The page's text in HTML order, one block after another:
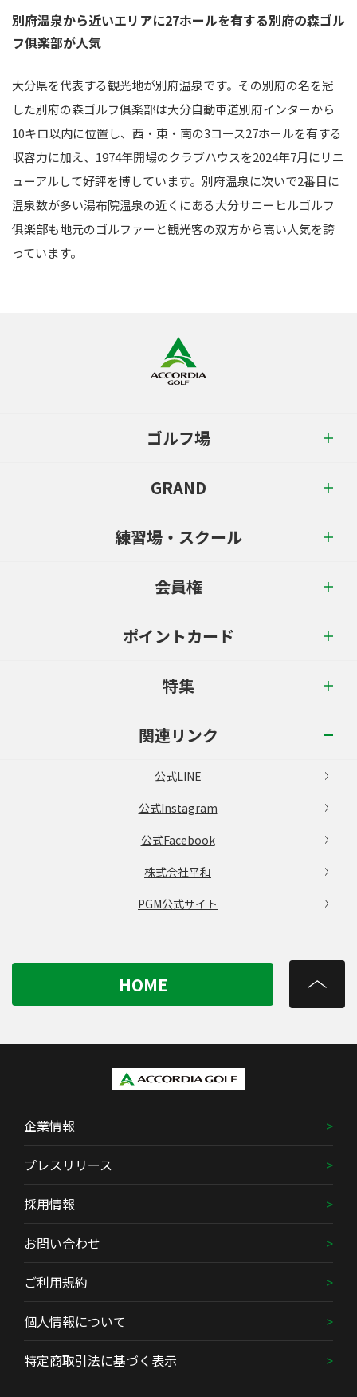
別府温泉から近いエリアに27ホールを有する別府の森ゴル
フ俱楽部が人気
大分県を代表する観光地が別府温泉です。その別府の名を冠
した別府の森ゴルフ俱楽部は大分自動車道別府インターから
10キロ以内に位置し、西・東・南の3コース27ホールを有する
収容力に加え、1974年開場のクラブハウスを2024年7月にリニ
ューアルして好評を博しています。別府温泉に次いで2番目に
温泉数が多い湯布院温泉の近くにある大分サニーヒルゴルフ
俱楽部も地元のゴルファーと観光客の双方から高い人気を誇
っています。
ゴルフ場
GRAND
練習場・スクール
会員権
ポイントカード
特集
関連リンク
公式LINE
公式Instagram
公式Facebook
株式会社平和
PGM公式サイト
HOME
企業情報
プレスリリース
採用情報
お問い合わせ
ご利用規約
個人情報について
特定商取引法に基づく表示